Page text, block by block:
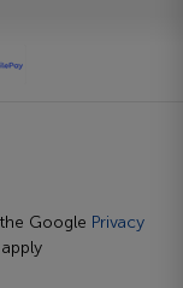
Google Privacy
apply